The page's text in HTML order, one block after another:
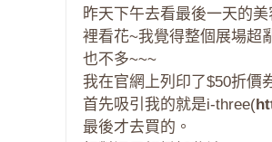
昨天下午去看最後一天的
裡看花~我覺得整個展場超
也不多~~~
我在官網上列印了$50折價
首先吸引我的就是i-three(
最後才去買的。